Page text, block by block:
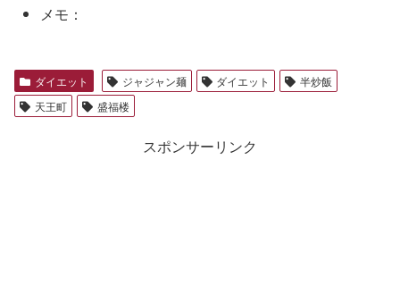
メモ：
ダイエット ジャジャン麺 ダイエット
半炒飯
天王町
盛福楼
スポンサーリンク